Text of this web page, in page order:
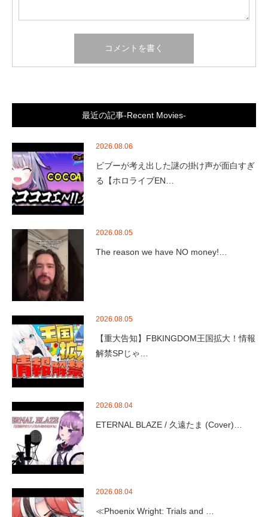
最近の記事-Recent Movies-
2026.08.06
ビブーが考え出した謎の掛け声が面白すぎ
る【ホロライブEN…
2026.08.05
The reason we have NO money!…
2026.08.05
【重大告知】FBKINGDOM王国拡大！情報
解禁SPじゃ…
2026.08.04
ETERNAL BLAZE / 久遠たま (Cover)…
2026.08.04
≪Phoenix Wright: Trials and …